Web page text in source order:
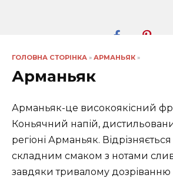
ГОЛОВНА СТОРІНКА » АРМАНЬЯК »
Арманьяк
Арманьяк-це високоякісний
Коньячний напій,
регіоні Арманьяк. Відрізняється
складним смаком з нотами
завдяки тривалому